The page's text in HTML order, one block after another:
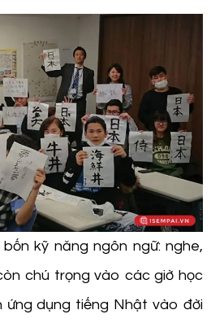
kỹ năng ngôn ngữ: nghe,
chú trọng vào các giờ học
ứng dụng tiếng Nhật vào đời